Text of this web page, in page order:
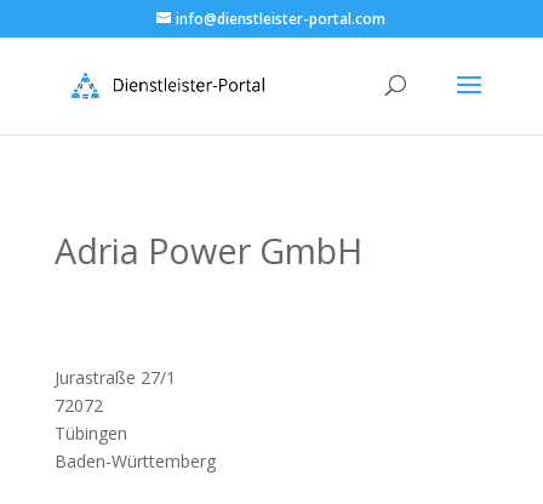
info@dienstleister-portal.com
Adria Power GmbH
Jurastraße 27/1
72072
Tübingen
Baden-Württemberg